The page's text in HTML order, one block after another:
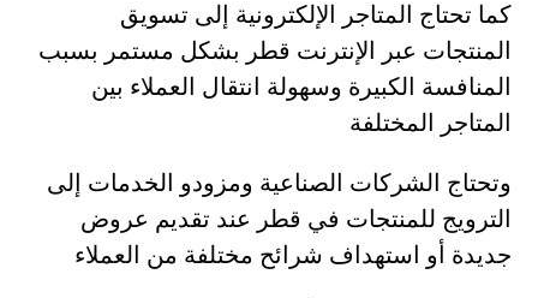
كما تحتاج المتاجر الإلكترونية إلى تسويق
المنتجات عبر الإنترنت قطر بشكل مستمر بسبب
المنافسة الكبيرة وسهولة انتقال العملاء بين
المتاجر المختلفة
وتحتاج الشركات الصناعية ومزودو الخدمات إلى
الترويج للمنتجات في قطر عند تقديم عروض
جديدة أو استهداف شرائح مختلفة من العملاء